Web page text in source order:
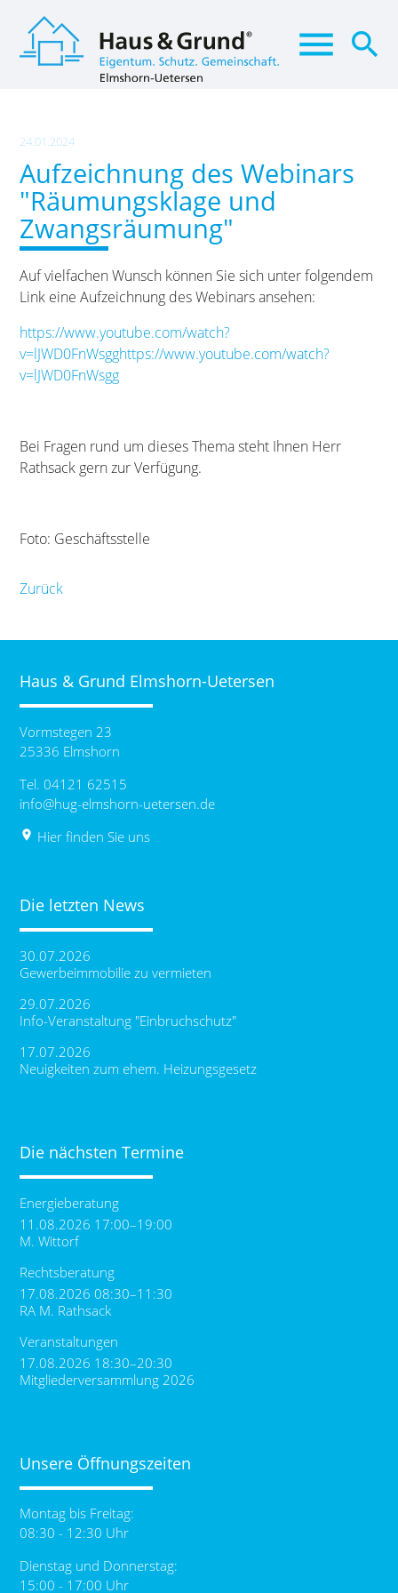
menu search
Suchbegriffe
24.01.2024
Aufzeichnung des Webinars
"Räumungsklage und
Zwangsräumung"
Auf vielfachen Wunsch können Sie sich unter folgendem
Link eine Aufzeichnung des Webinars ansehen:
https://www.youtube.com/watch?
v=lJWD0FnWsgghttps://www.youtube.com/watch?
v=lJWD0FnWsgg
Bei Fragen rund um dieses Thema steht Ihnen Herr
Rathsack gern zur Verfügung.
Foto: Geschäftsstelle
Zurück
Haus & Grund Elmshorn-Uetersen
Vormstegen 23
25336 Elmshorn
Tel. 04121 62515
info@hug-elmshorn-uetersen.de
place Hier finden Sie uns
Die letzten News
30.07.2026
Gewerbeimmobilie zu vermieten
29.07.2026
Info-Veranstaltung "Einbruchschutz"
17.07.2026
Neuigkeiten zum ehem. Heizungsgesetz
Die nächsten Termine
Energieberatung
11.08.2026 17:00–19:00
M. Wittorf
Rechtsberatung
17.08.2026 08:30–11:30
RA M. Rathsack
Veranstaltungen
17.08.2026 18:30–20:30
Mitgliederversammlung 2026
Unsere Öffnungszeiten
Montag bis Freitag:
08:30 - 12:30 Uhr
Dienstag und Donnerstag:
15:00 - 17:00 Uhr